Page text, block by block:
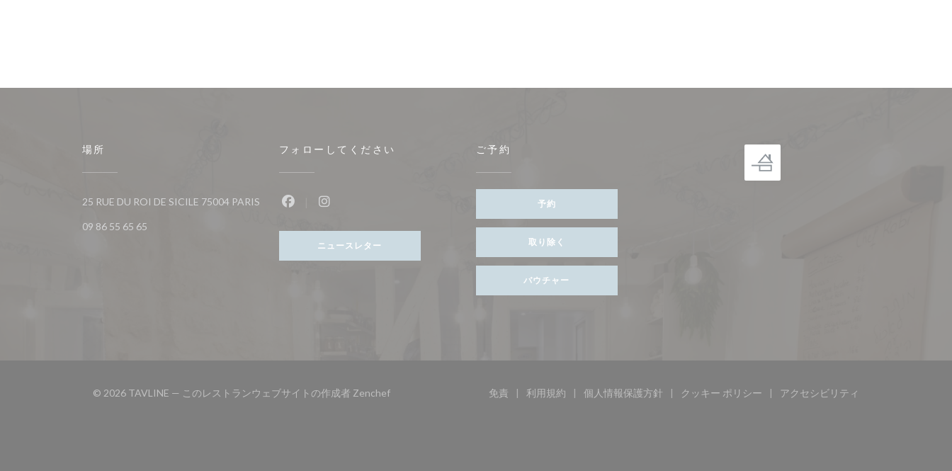
場所
25 RUE DU ROI DE SICILE 75004 PARIS((新しいウィンドウで開きます))
09 86 55 65 65
フォローしてください
Instagram ((新しいウィンドウで開きます))
ニュースレター
ご予約
予約
取り除く
バウチャー
© 2026 TAVLINE — このレストランウェブサイトの作成者 Zenchef((新しいウィンドウで開きます))
免責
((新しいウィンドウで開きます))
利用規約
((新しいウィンドウで開きます))
個人情報保護方針
((新しいウィンドウで開きます))
クッキー ポリシー
((新しいウィンドウで開きます))
アクセシビリティ
((新しいウィンドウで開きま